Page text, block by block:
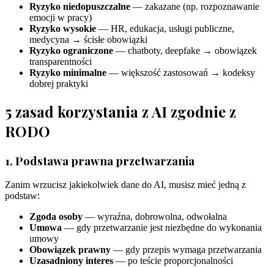
Ryzyko niedopuszczalne — zakazane (np. rozpoznawanie
emocji w pracy)
Ryzyko wysokie — HR, edukacja, usługi publiczne,
medycyna → ścisłe obowiązki
Ryzyko ograniczone — chatboty, deepfake → obowiązek
transparentności
Ryzyko minimalne — większość zastosowań → kodeksy
dobrej praktyki
5 zasad korzystania z AI zgodnie z
RODO
1. Podstawa prawna przetwarzania
Zanim wrzucisz jakiekolwiek dane do AI, musisz mieć jedną z
podstaw:
Zgoda osoby — wyraźna, dobrowolna, odwołalna
Umowa — gdy przetwarzanie jest niezbędne do wykonania
umowy
Obowiązek prawny — gdy przepis wymaga przetwarzania
Uzasadniony interes — po teście proporcjonalności